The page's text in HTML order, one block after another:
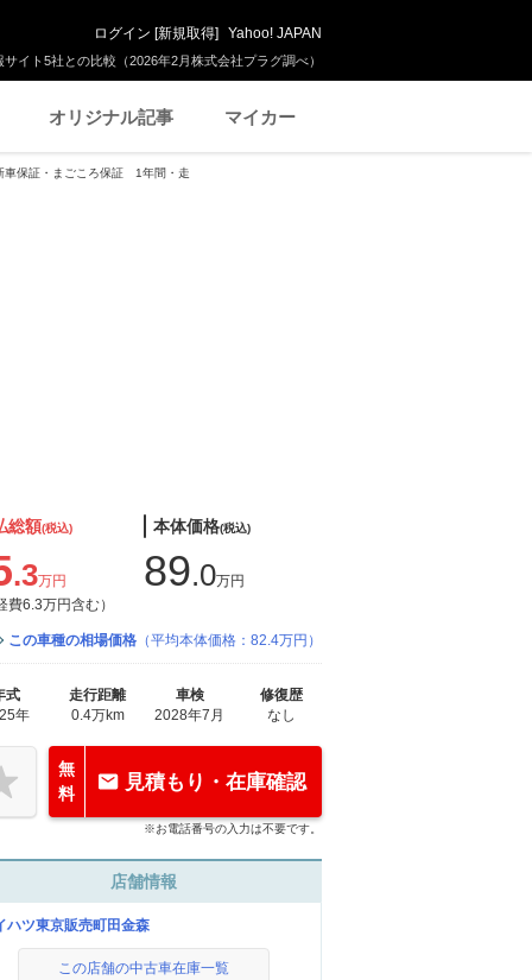
イト5社との比較（2026年2月株式会社プラグ調べ）
ログイン [新規取得] Yahoo! JAPAN
オリジナル記事 マイカー
保証・まごころ保証 1年間・走
総額(税込)
.3万円
費6.3万円含む）
本体価格(税込)
89.0万円
この車種の相場価格 （平均本体価格：82.4万円）
式
年
走行距離
0.4万km
車検
2028年7月
修復歴
なし
無
料
見積もり・在庫確認
※お電話番号の入力は不要です。
店舗情報
ハツ東京販売町田金森
この店舗の中古車在庫一覧